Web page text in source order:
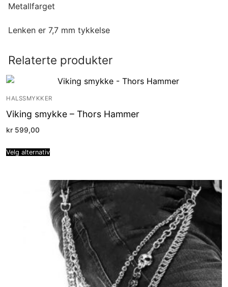
Metallfarget
Lenken er 7,7 mm tykkelse
Relaterte produkter
HALSSMYKKER
Viking smykke – Thors Hammer
kr 599,00
Velg alternativ